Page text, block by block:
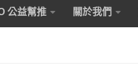
公益幫推 關於我們